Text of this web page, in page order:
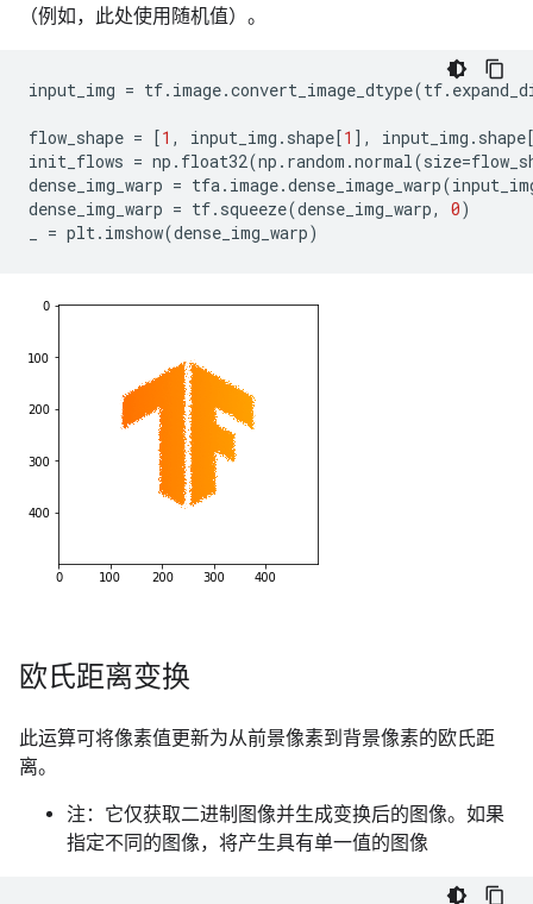
（例如，此处使用随机值）。
input_img = tf. image.convert_image_dtype(tf.
flow_shape = [1 , input_img . shape[1 ], input_img . shape
init_flows = np . float32(np . random .normal(size=
dense_img_warp = tfa. image.dense_image_warp(
dense_img_warp = tf. squeeze(dense_img_warp, 0)
= plt. imshow(dense_img_warp)
欧氏距离变换
此运算可将像素值更新为从前景像素到背景像素的欧氏距
离。
注：它仅获取二进制图像并生成变换后的图像。如果
指定不同的图像，将产生具有单一值的图像